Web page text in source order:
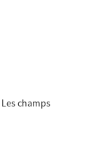
Les champs